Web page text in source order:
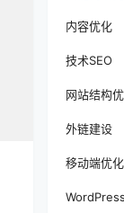
内容优化
技术SEO
网站结构
外链建设
移动端优化